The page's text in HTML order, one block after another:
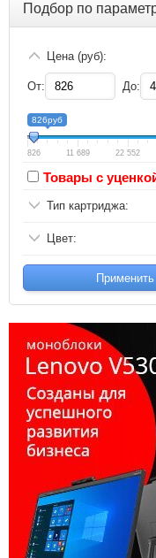
Подбор по
Цена (руб):
От: До:
826руб
826 11 689 22 552
Товары с
Тип картриджа:
Цвет:
Применить